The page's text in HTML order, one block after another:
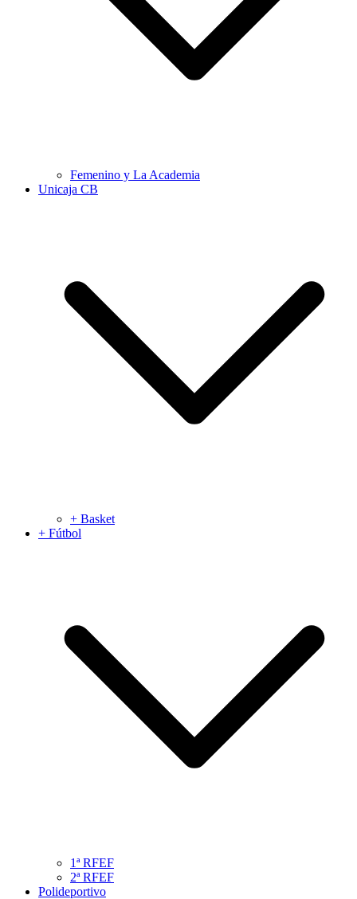
Femenino y La Academia
Unicaja CB
+ Basket
+ Fútbol
1ª RFEF
2ª RFEF
Polideportivo